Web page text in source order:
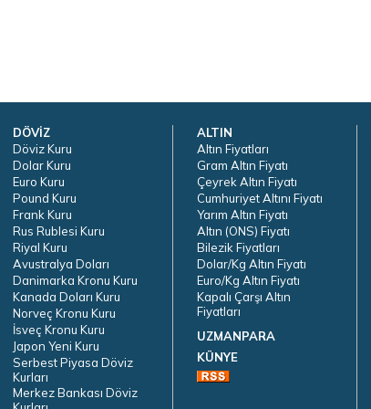
DÖVİZ
Döviz Kuru
Dolar Kuru
Euro Kuru
Pound Kuru
Frank Kuru
Rus Rublesi Kuru
Riyal Kuru
Avustralya Doları
Danimarka Kronu Kuru
Kanada Doları Kuru
Norveç Kronu Kuru
İsveç Kronu Kuru
Japon Yeni Kuru
Serbest Piyasa Döviz
Kurları
Merkez Bankası Döviz
ALTIN
Altın Fiyatları
Gram Altın Fiyatı
Çeyrek Altın Fiyatı
Cumhuriyet Altını Fiyatı
Yarım Altın Fiyatı
Altın (ONS) Fiyatı
Bilezik Fiyatları
Dolar/Kg Altın Fiyatı
Euro/Kg Altın Fiyatı
Kapalı Çarşı Altın
Fiyatları
UZMANPARA
KÜNYE